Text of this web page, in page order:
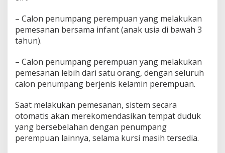
– Calon penumpang perempuan yang melakukan
pemesanan bersama infant (anak usia di bawah 3
tahun).
– Calon penumpang perempuan yang melakukan
pemesanan lebih dari satu orang, dengan seluruh
calon penumpang berjenis kelamin perempuan.
Saat melakukan pemesanan, sistem secara
otomatis akan merekomendasikan tempat duduk
yang bersebelahan dengan penumpang
perempuan lainnya, selama kursi masih tersedia.